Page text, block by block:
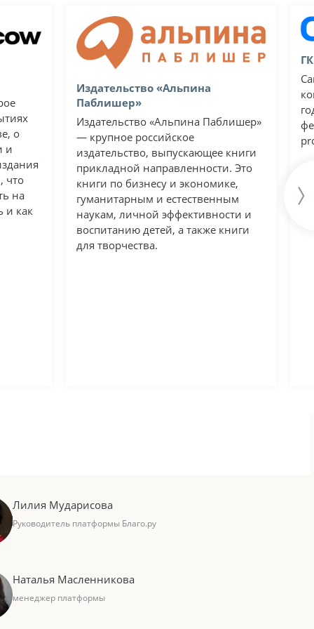
о
и
что
на
и как
Издательство «Альпина
Паблишер»
Издательство «Альпина Паблишер»
— крупное российское
издательство, выпускающее книги
прикладной направленности. Это
книги по бизнесу и экономике,
гуманитарным и естественным
наукам, личной эффективности и
воспитанию детей, а также книги
для творчества.
Лилия Мударисова
Руководитель платформы Благо.ру
Наталья Масленникова
менеджер платформы